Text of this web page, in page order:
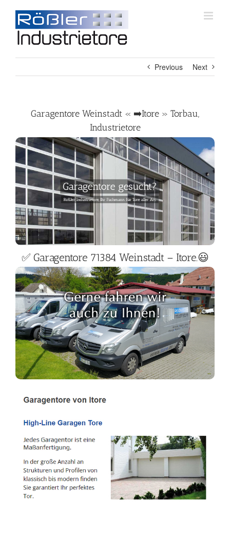
content
Previous Next
Garagentore Weinstadt « ➡️Itore » Torbau,
Industrietore
✅ Garagentore 71384 Weinstadt – Itore.😃